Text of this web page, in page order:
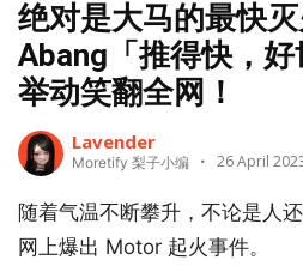
绝对是大马的最快灭
Abang「推得快，
举动笑翻全网！
Lavender
Moretify 梨子小编 26 April
随着气温不断攀升，不论是人
网上爆出 Motor 起火事件。